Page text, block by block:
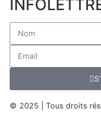
© 2025 | Tous droits